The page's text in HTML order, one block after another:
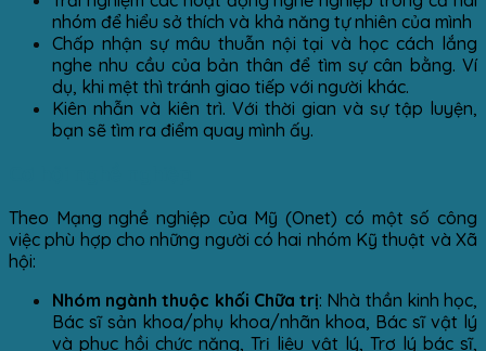
nhóm để hiểu sở thích và khả năng tự nhiên của mình
Chấp nhận sự mâu thuẫn nội tại và học cách lắng
nghe nhu cầu của bản thân để tìm sự cân bằng. Ví
dụ, khi mệt thì tránh giao tiếp với người khác.
Kiên nhẫn và kiên trì. Với thời gian và sự tập luyện,
bạn sẽ tìm ra điểm quay mình ấy.
Theo Mạng nghề nghiệp của Mỹ (Onet) có một số công
việc phù hợp cho những người có hai nhóm Kỹ thuật và Xã
hội:
Nhóm ngành thuộc khối Chữa trị: Nhà thần kinh học,
Bác sĩ sản khoa/phụ khoa/nhãn khoa, Bác sĩ vật lý
và phục hồi chức năng, Trị liệu vật lý, Trợ lý bác sĩ,